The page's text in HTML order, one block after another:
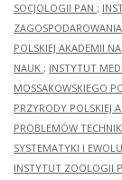
SOCJOLOGII PAN ;
POLSKIEJ AKADEMII
NAUK ; INSTYTUT
MOSSAKOWSKIEGO
PRZYRODY POLSKIEJ
PROBLEMÓW
SYSTEMATYKI I
INSTYTUT ZOOLOGII